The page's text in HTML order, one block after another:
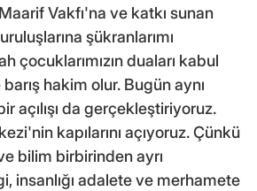
Vakfı'na ve katkı sunan
şükranlarımı
çocuklarımızın duaları kabul
hakim olur. Bugün aynı
açılışı da gerçekleştiriyoruz.
kapılarını açıyoruz. Çünkü
bilim birbirinden ayrı
insanlığı adalete ve merhamete